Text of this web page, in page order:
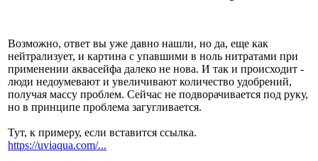
Возможно, ответ вы уже давно нашли, но да, еще как
нейтрализует, и картина с упавшими в ноль нитратами при
применении аквасейфа далеко не нова. И так и происходит -
люди недоумевают и увеличивают количество удобрений,
получая массу проблем. Сейчас не подворачивается под руку,
но в принципе проблема загугливается.
Тут, к примеру, если вставится ссылка.
https://uviaqua.com/...